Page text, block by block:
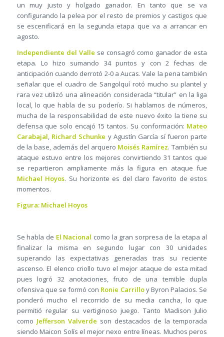
un muy justo y holgado ganador. En tanto que se va
configurando la pelea por el resto de premios y castigos que
se escenificará en la segunda etapa que va a arrancar en
agosto.
Independiente del Valle se consagró como ganador de esta
etapa. Lo hizo sumando 34 puntos y con 2 fechas de
anticipación cuando derrotó 2-0 a Aucas. Vale la pena también
señalar que el cuadro de Sangolquí rotó mucho su plantel y
rara vez utilizó una alineación considerada “titular” en la liga
local, lo que habla de su poderío. Si hablamos de números,
mucha de la responsabilidad de este nuevo éxito la tiene su
defensa que solo encajó 15 tantos. Su conformación: Mateo
Carabajal, Richard Schunke y Agustín García sí fueron parte
de la base, además del arquero Moisés Ramírez. También su
ataque estuvo entre los mejores convirtiendo 31 tantos que
se repartieron ampliamente más la figura en ataque fue
Michael Hoyos. Su horizonte es del claro favorito de estos
momentos.
Figura: Michael Hoyos
Se habla de El Nacional como la gran sorpresa de la etapa al
finalizar la misma en segundo lugar con 30 unidades
superando las expectativas generadas tras su reciente
ascenso. El elenco criollo tuvo el mejor ataque de esta mitad
pues logró 32 anotaciones, fruto de una temible dupla
ofensiva que se formó con Ronie Carrilloy Byron Palacios. Se
ponderó mucho el recorrido de su media cancha, lo que
permitió regular su vertiginoso juego. Tanto Madison Julio
como Jefferson Valverde son destacados de la temporada
siendo Maicon Solís el mejor nexo entre líneas. Muchos peros